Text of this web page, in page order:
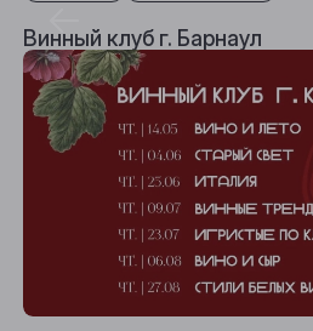
Винный клуб г. Барнаул